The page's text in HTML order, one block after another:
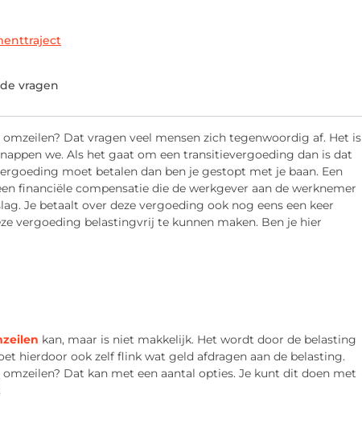
vragen
Dat vragen veel mensen zich tegenwoordig af. Het is
we. Als het gaat om een transitievergoeding dan is dat
moet betalen dan ben je gestopt met je baan. Een
financiële compensatie die de werkgever aan de werknemer
Je betaalt over deze vergoeding ook nog eens een keer
vergoeding belastingvrij te kunnen maken. Ben je hier
kan, maar is niet makkelijk. Het wordt door de belasting
hierdoor ook zelf flink wat geld afdragen aan de belasting.
Dat kan met een aantal opties. Je kunt dit doen met